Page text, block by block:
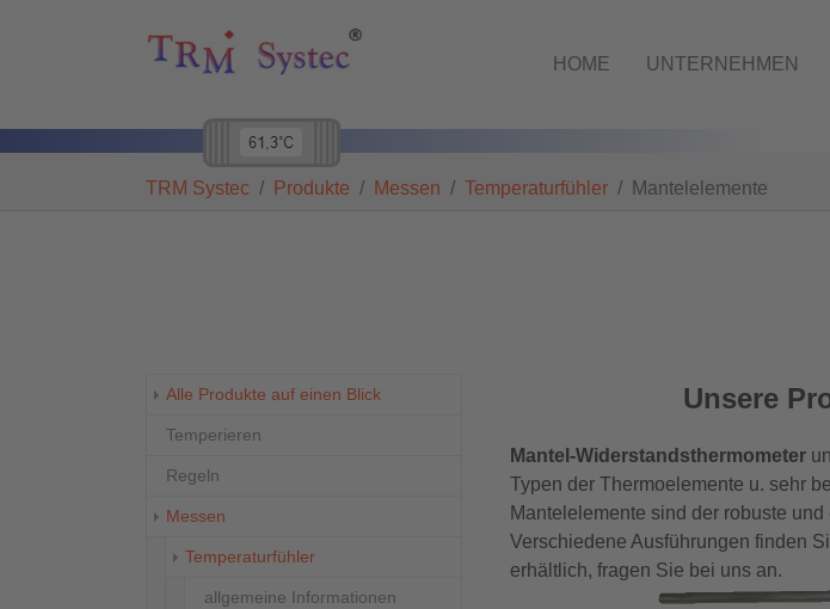
HOME UNTERNEHMEN
Sie sind hier:
TRM Systec
Produkte Messen Temperaturfühler Mantelelemente
Show larger version
Unsere
Mantel-Widerstandsthermometer
Typen der Thermoelemente u. sehr
Mantelelemente sind der robuste
Verschiedene Ausführungen finden
erhältlich, fragen Sie bei uns an.
Alle Produkte auf einen Blick
Temperieren
Regeln
Messen
Temperaturfühler
allgemeine Informationen